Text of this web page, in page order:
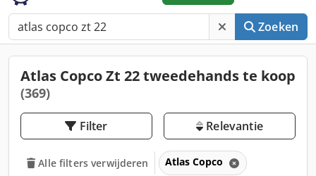
Zoeken
Atlas Copco Zt 22 tweedehands te koop
(369)
Filter Relevantie
Alle filters verwijderen Atlas Copco